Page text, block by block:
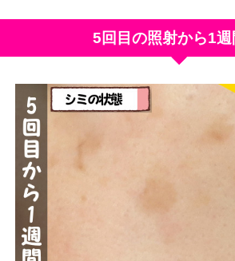
5回目の照射から1週